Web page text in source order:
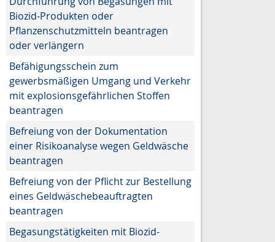
Biozid-Produkten oder
Pflanzenschutzmitteln beantragen
oder verlängern
Befähigungsschein zum
gewerbsmäßigen Umgang und Verkehr
mit explosionsgefährlichen Stoffen
beantragen
Befreiung von der Dokumentation
einer Risikoanalyse wegen Geldwäsche
beantragen
Befreiung von der Pflicht zur Bestellung
eines Geldwäschebeauftragten
beantragen
Begasungstätigkeiten mit Biozid-